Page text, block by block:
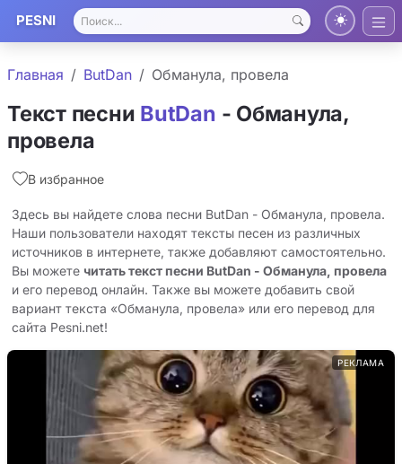
PESNI
Главная ButDan Обманула, провела
Текст песни ButDan - Обманула,
провела
В избранное
Здесь вы найдете слова песни ButDan - Обманула, провела.
Наши пользователи находят тексты песен из различных
источников в интернете, также добавляют самостоятельно.
Вы можете читать текст песни ButDan - Обманула, провела
и его перевод онлайн. Также вы можете добавить свой
вариант текста «Обманула, провела» или его перевод для
сайта Pesni.net!
РЕКЛАМА